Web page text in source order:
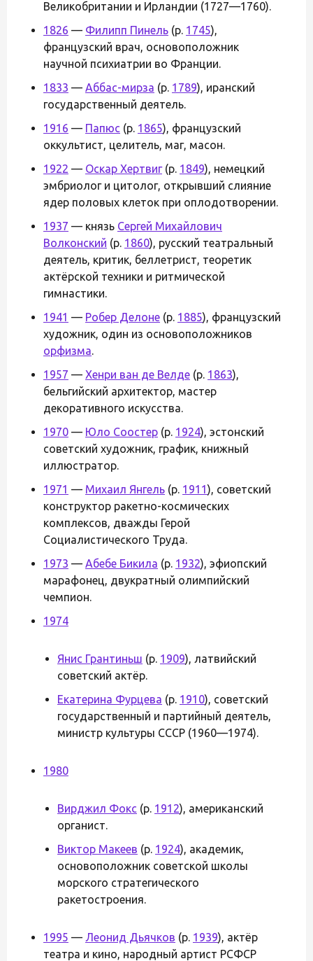
Великобритании и Ирландии (1727—1760).
1826 — Филипп Пинель (р. 1745),
французский врач, основоположник
научной психиатрии во Франции.
1833 — Аббас-мирза (р. 1789), иранский
государственный деятель.
1916 — Папюс (р. 1865), французский
оккультист, целитель, маг, масон.
1922 — Оскар Хертвиг(р. 1849), немецкий
эмбриолог и цитолог, открывший слияние
ядер половых клеток при оплодотворении.
1937 — князь Сергей Михайлович
Волконский (р. 1860), русский театральный
деятель, критик, беллетрист, теоретик
актёрской техники и ритмической
гимнастики.
1941 — Робер Делоне (р. 1885), французский
художник, один из основоположников
орфизма.
1957 — Хенри ван де Велде (р. 1863),
бельгийский архитектор, мастер
декоративного искусства.
1970 — Юло Соостер (р. 1924), эстонский
советский художник, график, книжный
иллюстратор.
1971 — Михаил Янгель (р. 1911), советский
конструктор ракетно-космических
комплексов, дважды Герой
Социалистического Труда.
1973 — Абебе Бикила (р. 1932), эфиопский
марафонец, двукратный олимпийский
чемпион.
1974
Янис Грантиньш (р. 1909), латвийский
советский актёр.
Екатерина Фурцева (р. 1910), советский
государственный и партийный деятель,
министр культуры СССР (1960—1974).
1980
Вирджил Фокс (р. 1912), американский
органист.
Виктор Макеев (р. 1924), академик,
основоположник советской школы
морского стратегического
ракетостроения.
1995 — Леонид Дьячков (р. 1939), актёр
театра и кино, народный артист РСФСР